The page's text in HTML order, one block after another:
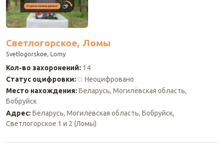
Светлогорское, Ломы
Svetlogorskoe, Lomy
Кол-во захоронений: 14
Статус оцифровки:
Неоцифровано
Место нахождения: Беларусь, Могилёвская область,
Бобруйск
Адрес: Беларусь, Могилёвская область, Бобруйск,
Светлогорское 1 и 2 (Ломы)